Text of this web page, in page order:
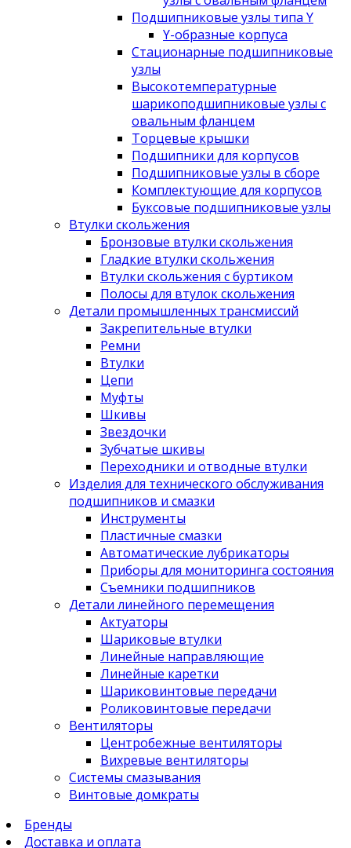
Подшипниковые узлы типа Y
Y-образные корпуса
Стационарные подшипниковые
узлы
Высокотемпературные
шарикоподшипниковые узлы с
овальным фланцем
Торцевые крышки
Подшипники для корпусов
Подшипниковые узлы в сборе
Комплектующие для корпусов
Буксовые подшипниковые узлы
Втулки скольжения
Бронзовые втулки скольжения
Гладкие втулки скольжения
Втулки скольжения с буртиком
Полосы для втулок скольжения
Детали промышленных трансмиссий
Закрепительные втулки
Ремни
Втулки
Цепи
Муфты
Шкивы
Звездочки
Зубчатые шкивы
Переходники и отводные втулки
Изделия для технического обслуживания
подшипников и смазки
Инструменты
Пластичные смазки
Автоматические лубрикаторы
Приборы для мониторинга состояния
Съемники подшипников
Детали линейного перемещения
Актуаторы
Шариковые втулки
Линейные направляющие
Линейные каретки
Шариковинтовые передачи
Роликовинтовые передачи
Вентиляторы
Центробежные вентиляторы
Вихревые вентиляторы
Системы смазывания
Винтовые домкраты
Бренды
Доставка и оплата